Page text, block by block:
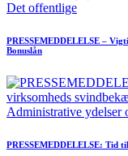
Det offentlige
PRESSEMEDDELELSE –
Bonuslån
Administrative ydelser
PRESSEMEDDELELSE: Tid